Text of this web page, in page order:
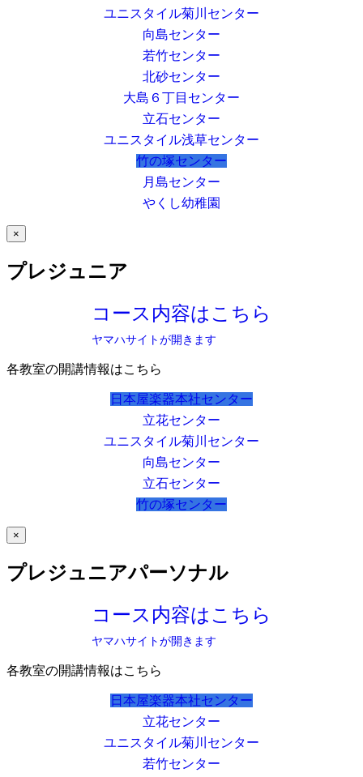
ユニスタイル菊川センター
向島センター
若竹センター
北砂センター
大島６丁目センター
立石センター
ユニスタイル浅草センター
竹の塚センター
月島センター
やくし幼稚園
×
プレジュニア
コース内容はこちら
ヤマハサイトが開きます
各教室の開講情報はこちら
日本屋楽器本社センター
立花センター
ユニスタイル菊川センター
向島センター
立石センター
竹の塚センター
×
プレジュニアパーソナル
コース内容はこちら
ヤマハサイトが開きます
各教室の開講情報はこちら
日本屋楽器本社センター
立花センター
ユニスタイル菊川センター
若竹センター